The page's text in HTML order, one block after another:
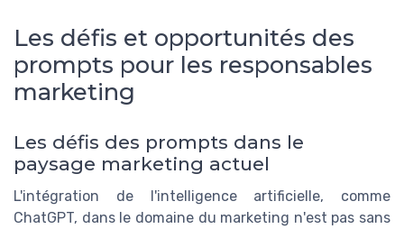
Les défis et opportunités des
prompts pour les responsables
marketing
Les défis des prompts dans le
paysage marketing actuel
L'intégration de l'intelligence artificielle, comme
ChatGPT, dans le domaine du marketing n'est pas sans